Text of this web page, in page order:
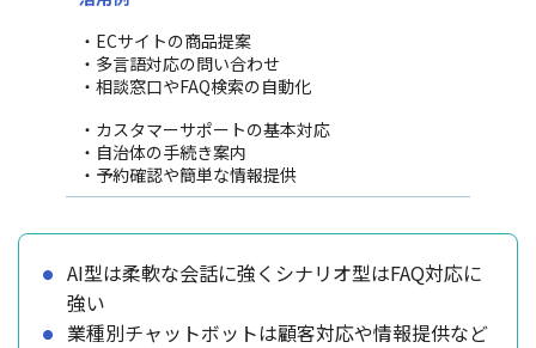
・ECサイトの商品提案
・多言語対応の問い合わせ
・相談窓口やFAQ検索の自動化
・カスタマーサポートの基本対応
・自治体の手続き案内
・予約確認や簡単な情報提供
AI型は柔軟な会話に強くシナリオ型はFAQ対応に
強い
業種別チャットボットは顧客対応や情報提供など